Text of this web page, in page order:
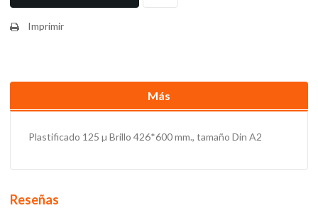
Imprimir
Más
Plastificado 125 µ Brillo 426*600 mm., tamaño Din A2
Reseñas